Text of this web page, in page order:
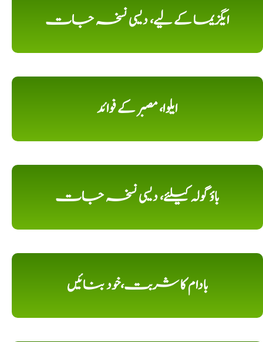
ایگزیما کے لیے، دیسی نسخہ جات
ایلوا، مصبر کے فوائد
باؤ گولہ کیلئے، دیسی نسخہ جات
بادام کا شربت،خود بنائیں